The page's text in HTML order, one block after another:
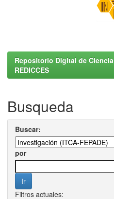
Repositorio Digital de
REDICCES
Busqueda
Buscar:
por
Filtros actuales: